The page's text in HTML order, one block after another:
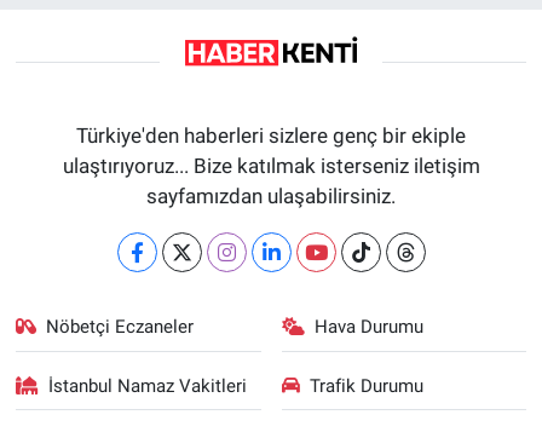
Türkiye'den haberleri sizlere genç bir ekiple
ulaştırıyoruz... Bize katılmak isterseniz iletişim
sayfamızdan ulaşabilirsiniz.
Nöbetçi Eczaneler Hava Durumu
İstanbul Namaz Vakitleri Trafik Durumu